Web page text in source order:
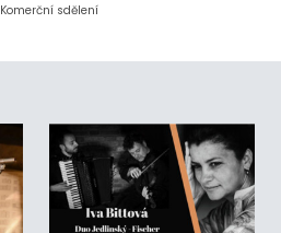
Komerční sdělení